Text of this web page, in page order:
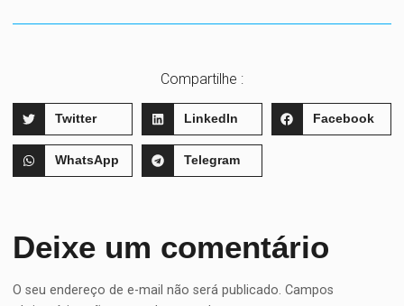
Compartilhe :
Twitter LinkedIn Facebook
WhatsApp Telegram
Deixe um comentário
O seu endereço de e-mail não será publicado. Campos